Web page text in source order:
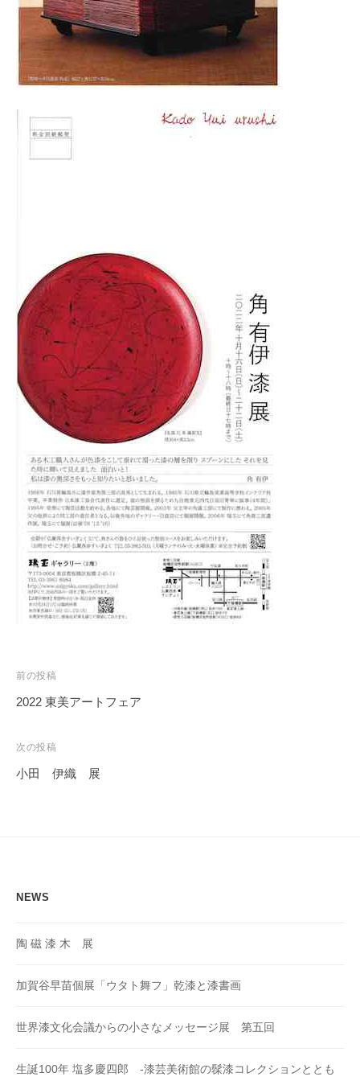
投
稿
ビ
ゲ
前の投稿
2022 東美アートフェア
次の投稿
小田 伊織 展
NEWS
陶 磁 漆 木 展
加賀谷早苗個展「ウタト舞フ」乾漆と漆書画
世界漆文化会議からの小さなメッセージ展 第五回
生誕100年 塩多慶四郎 -漆芸美術館の髹漆コレクションととも